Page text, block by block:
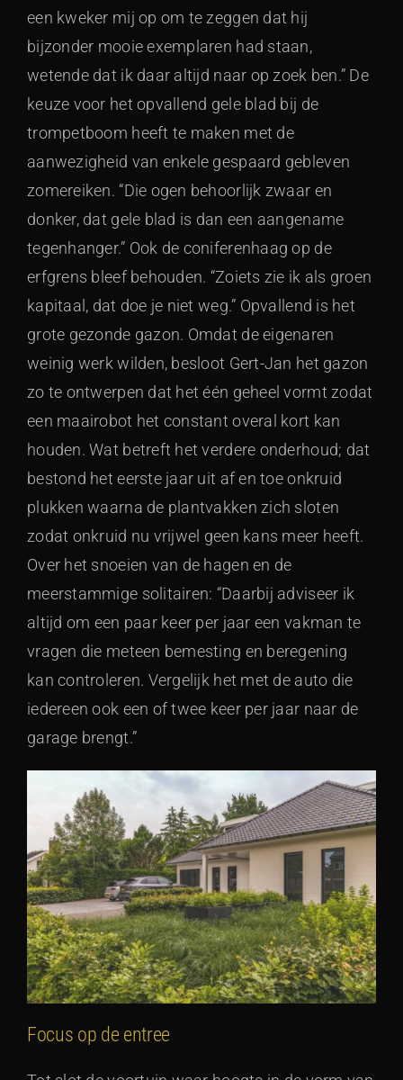
een kweker mij op om te zeggen dat hij
bijzonder mooie exemplaren had staan,
wetende dat ik daar altijd naar op zoek ben.” De
keuze voor het opvallend gele blad bij de
trompetboom heeft te maken met de
aanwezigheid van enkele gespaard gebleven
zomereiken. “Die ogen behoorlijk zwaar en
donker, dat gele blad is dan een aangename
tegenhanger.” Ook de coniferenhaag op de
erfgrens bleef behouden. “Zoiets zie ik als groen
kapitaal, dat doe je niet weg.” Opvallend is het
grote gezonde gazon. Omdat de eigenaren
weinig werk wilden, besloot Gert-Jan het gazon
zo te ontwerpen dat het één geheel vormt zodat
een maairobot het constant overal kort kan
houden. Wat betreft het verdere onderhoud; dat
bestond het eerste jaar uit af en toe onkruid
plukken waarna de plantvakken zich sloten
zodat onkruid nu vrijwel geen kans meer heeft.
Over het snoeien van de hagen en de
meerstammige solitairen: “Daarbij adviseer ik
altijd om een paar keer per jaar een vakman te
vragen die meteen bemesting en beregening
kan controleren. Vergelijk het met de auto die
iedereen ook een of twee keer per jaar naar de
garage brengt.”
Focus op de entree